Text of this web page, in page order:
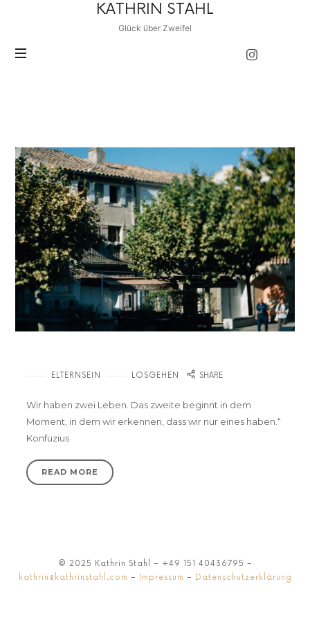
KATHRIN
STAHL
KATHRIN STAHL
Glück über Zweifel
ELTERNSEIN LOSGEHEN SHARE
Wir haben zwei Leben. Das zweite beginnt in dem
Moment, in dem wir erkennen, dass wir nur eines haben.“
Konfuzius
READ MORE
© 2025 Kathrin Stahl – +49 151 40436795 –
kathrin@kathrinstahl.com – Impressum – Datenschutzerklärung